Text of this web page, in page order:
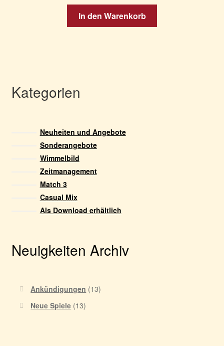
In den Warenkorb
Kategorien
Neuheiten und Angebote
Sonderangebote
Wimmelbild
Zeitmanagement
Match 3
Casual Mix
Als Download erhältlich
Neuigkeiten Archiv
Ankündigungen (13)
Neue Spiele (13)